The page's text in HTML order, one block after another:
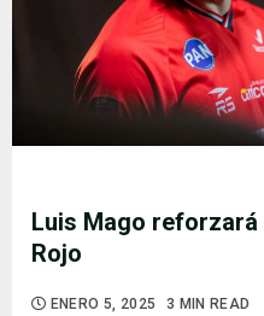
Luis Mago
Rojo
ENERO 5, 2025 3 MIN READ